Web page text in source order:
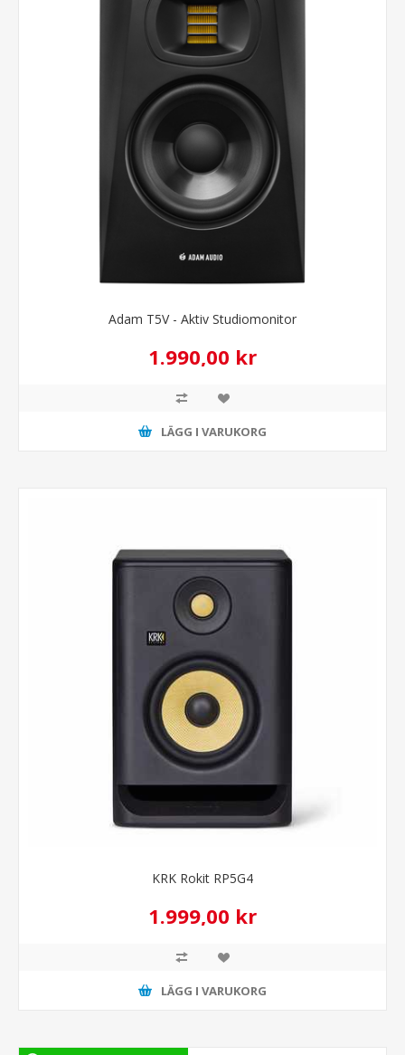
Adam T5V - Aktiv Studiomonitor
1.990,00 kr
LÄGG I VARUKORG
KRK Rokit RP5G4
1.999,00 kr
LÄGG I VARUKORG